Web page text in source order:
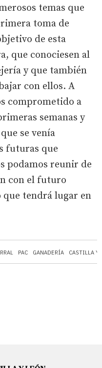
PAC GANADERÍA CASTILLA Y
temas que
toma de
de esta
que conociesen al
y que también
con ellos. A
comprometido a
semanas y
se venía
futuras que
podamos reunir de
con el futuro
que tendrá lugar en